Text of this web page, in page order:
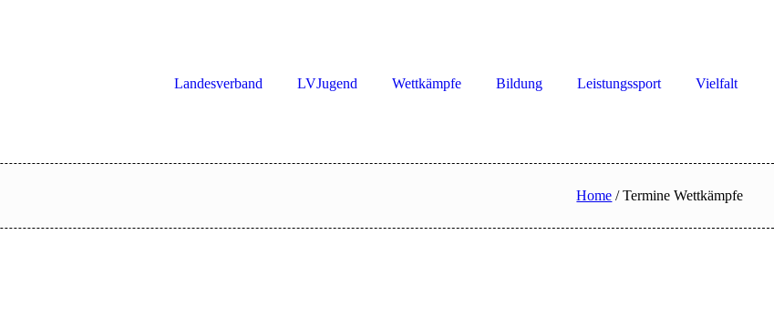
Landesverband LVJugend Wettkämpfe Bildung Leistungssport Vielfalt
Home /Termine Wettkämpfe